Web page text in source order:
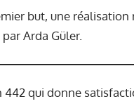
but, une réalisation
Arda Güler.
qui donne